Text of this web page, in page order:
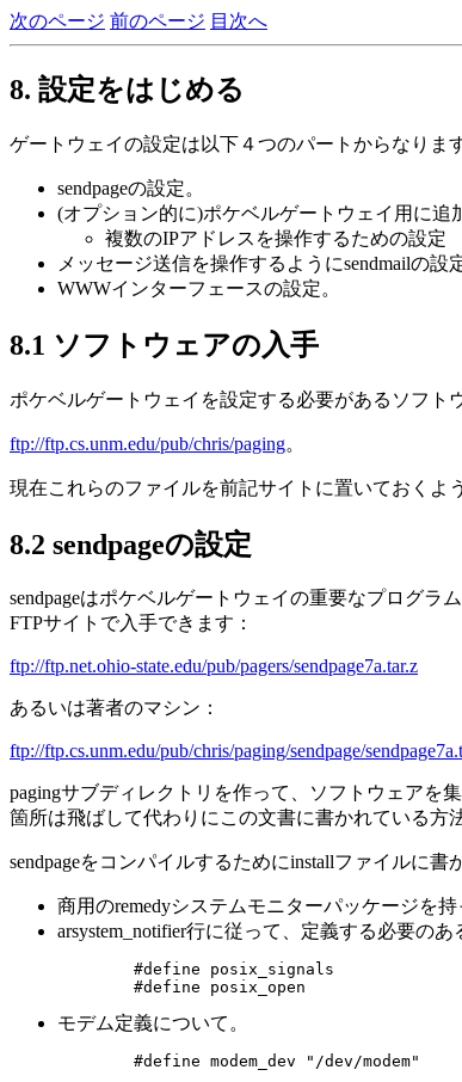
次のページ 前のページ 目次へ
8. 設定をはじめる
ゲートウェイの設定は以下４つのパートからなりま
sendpageの設定。
(オプション的に)ポケベルゲートウェイ用に追
複数のIPアドレスを操作するための設定
メッセージ送信を操作するようにsendmailの設
WWWインターフェースの設定。
8.1 ソフトウェアの入手
ポケベルゲートウェイを設定する必要があるソフト
ftp://ftp.cs.unm.edu/pub/chris/paging。
現在これらのファイルを前記サイトに置いておくよ
8.2 sendpageの設定
sendpageはポケベルゲートウェイの重要なプログ
FTPサイトで入手できます：
ftp://ftp.net.ohio-state.edu/pub/pagers/sendpage7a.tar.z
あるいは著者のマシン：
ftp://ftp.cs.unm.edu/pub/chris/paging/sendpage/
pagingサブディレクトリを作って、ソフトウェアを
箇所は飛ばして代わりにこの文書に書かれている方
sendpageをコンパイルするためにinstallファイルに
商用のremedyシステムモニターパッケージを
arsystem_notifier行に従って、定義する必要の
        #define posix_signals
モデム定義について。